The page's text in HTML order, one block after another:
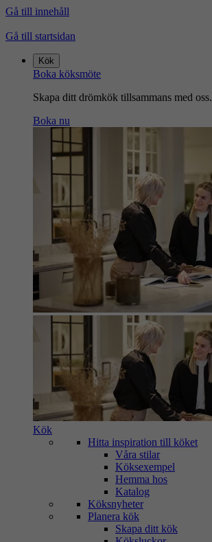
Gå till innehåll
Gå till startsidan
Kök
Boka köksmöte
Skapa ditt drömkök tillsammans med oss.
Boka nu
Kök
Hitta inspiration till köket
Våra stilar
Köksexempel
Hemma hos
Katalog
Köksnyheter
Planera kök
Skapa ditt kök